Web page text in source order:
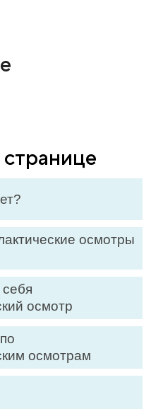
осмотры
осмотр
осмотрам